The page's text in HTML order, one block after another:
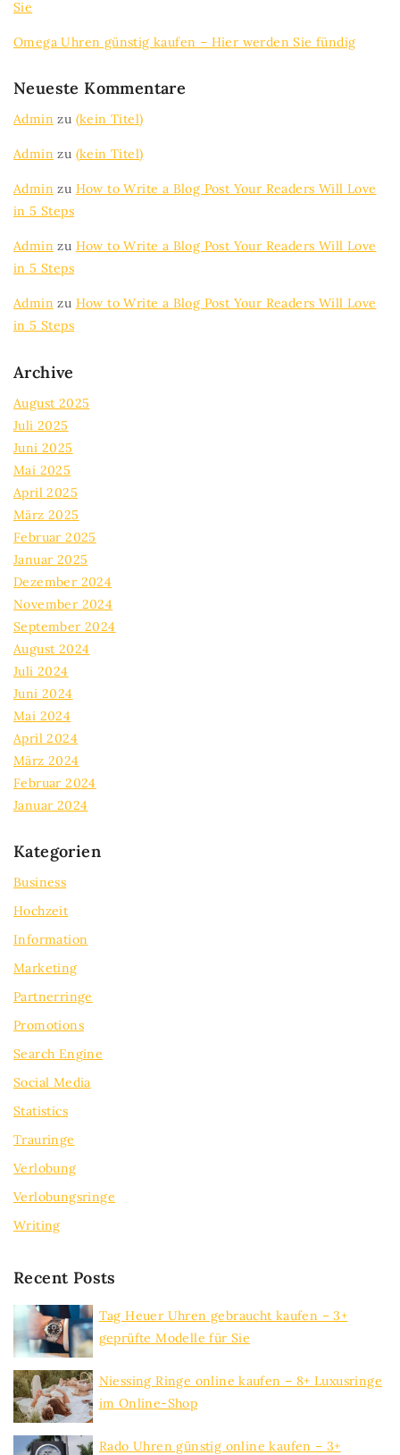
Sie
Omega Uhren günstig kaufen – Hier werden Sie fündig
Neueste Kommentare
Admin zu (kein Titel)
Admin zu (kein Titel)
Admin zu How to Write a Blog Post Your Readers Will Love
in 5 Steps
Admin zu How to Write a Blog Post Your Readers Will Love
in 5 Steps
Admin zu How to Write a Blog Post Your Readers Will Love
in 5 Steps
Archive
August 2025
Juli 2025
Juni 2025
Mai 2025
April 2025
März 2025
Februar 2025
Januar 2025
Dezember 2024
November 2024
September 2024
August 2024
Juli 2024
Juni 2024
Mai 2024
April 2024
März 2024
Februar 2024
Januar 2024
Kategorien
Business
Hochzeit
Information
Marketing
Partnerringe
Promotions
Search Engine
Social Media
Statistics
Trauringe
Verlobung
Verlobungsringe
Writing
Recent Posts
Tag Heuer Uhren gebraucht kaufen – 3+
geprüfte Modelle für Sie
Niessing Ringe online kaufen – 8+ Luxusringe
im Online-Shop
Rado Uhren günstig online kaufen – 3+